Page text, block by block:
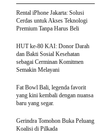
Rental iPhone Jakarta: Solusi
Cerdas untuk Akses Teknologi
Premium Tanpa Harus Beli
HUT ke-80 KAI: Donor Darah
dan Bakti Sosial Kesehatan
sebagai Cerminan Komitmen
Semakin Melayani
Fat Bowl Bali, legenda favorit
yang kini kembali dengan nuansa
baru yang segar.
Gerindra Tomohon Buka Peluang
Koalisi di Pilkada